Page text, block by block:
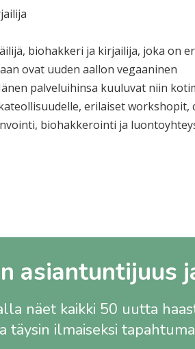
biohakkeri ja kirjailija, joka on
ovat uuden aallon vegaaninen
palveluihinsa kuuluvat niin
erilaiset workshopit,
biohakkerointi ja
asiantuntijuus
näet kaikki 50 uutta
täysin ilmaiseksi